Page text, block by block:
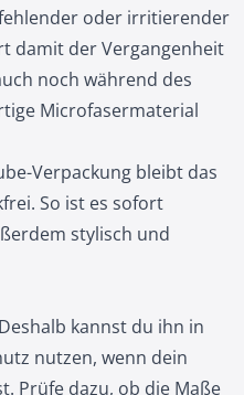
oder irritierender
damit der Vergangenheit
noch während des
Microfasermaterial
Verpackung bleibt das
So ist es sofort
stylisch und
kannst du ihn in
nutzen, wenn dein
Prüfe dazu, ob die Maße